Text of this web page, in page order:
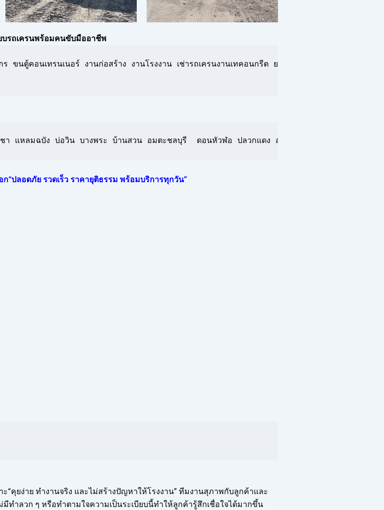
บรถเครนพร้อมคนขับมืออาชีพ
ขนตู้คอนเทรนเนอร์ งานก่อสร้าง งานโรงงาน เช่ารถเครนงานเทคอนกรีต ยกเหล็กเส้น เหล็กคาน
แหลมฉบัง บ่อวิน บางพระ บ้านสวน อมตะชลบุรี  ดอนหัวฬอ ปลวกแดง สะพานสี่ ห้วยปราบ ระยอง
ปลอดภัย รวดเร็ว ราคายุติธรรม พร้อมบริการทุกวัน”
“คุยง่าย ทำงานจริง และไม่สร้างปัญหาให้โรงงาน” ทีมงานสุภาพกับลูกค้าและ
ำลวก ๆ หรือทำตามใจความเป็นระเบียบนี้ทำให้ลูกค้ารู้สึกเชื่อใจได้มากขึ้น